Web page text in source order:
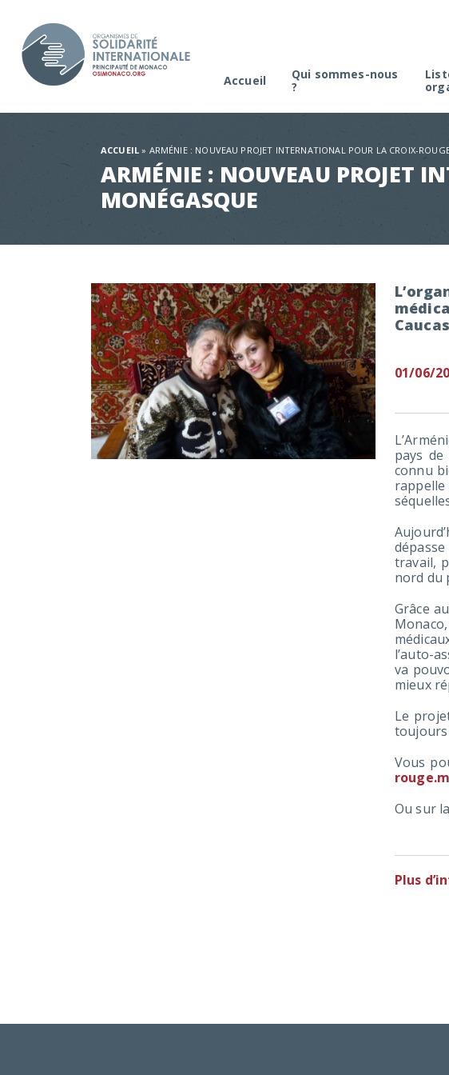
Accueil
Qui sommes-nous
?
ACCUEIL » ARMÉNIE : NOUVEAU PROJET INTERNATIONAL POUR LA CROIX-
ARMÉNIE : NOUVEAU PROJET
MONÉGASQUE
01/06/
pays de
connu
travail,
nord du
Grâce
l’auto-
va
mieux
Le
toujours
Vous
Ou sur
Plus